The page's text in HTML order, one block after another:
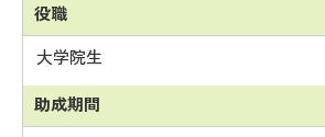
大学院生